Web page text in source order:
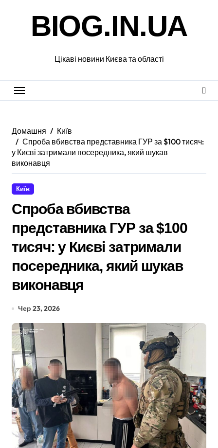
BIOG.IN.UA
Цікаві новини Києва та області
Домашня
Київ
Спроба вбивства представника ГУР за $100 тисяч:
у Києві затримали посередника, який шукав
виконавця
Київ
Спроба вбивства
представника ГУР за $100
тисяч: у Києві затримали
посередника, який шукав
виконавця
Чер 23, 2026